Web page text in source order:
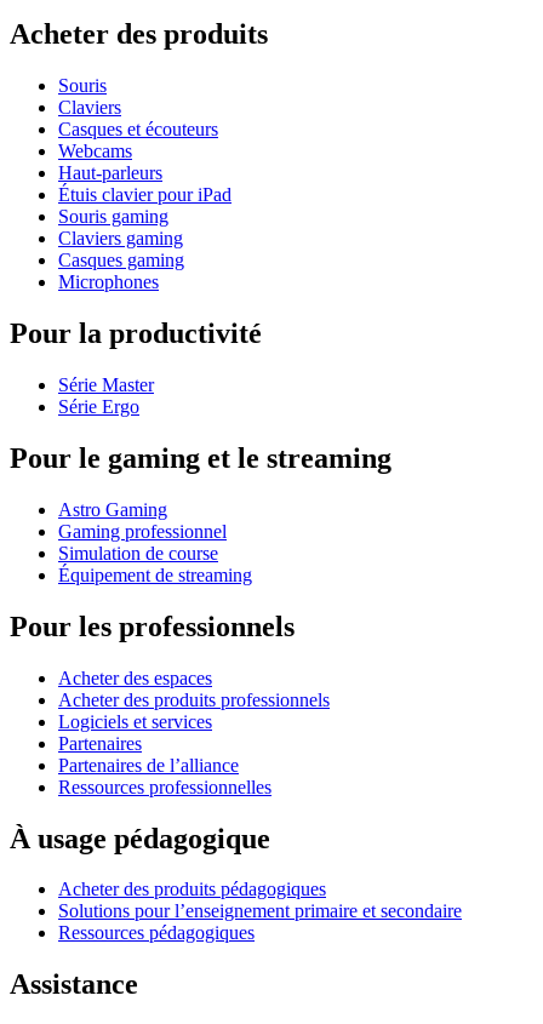
Acheter des produits
Souris
Claviers
Casques et écouteurs
Webcams
Haut-parleurs
Étuis clavier pour iPad
Souris gaming
Claviers gaming
Casques gaming
Microphones
Pour la productivité
Série Master
Série Ergo
Pour le gaming et le streaming
Astro Gaming
Gaming professionnel
Simulation de course
Équipement de streaming
Pour les professionnels
Acheter des espaces
Acheter des produits professionnels
Logiciels et services
Partenaires
Partenaires de l’alliance
Ressources professionnelles
À usage pédagogique
Acheter des produits pédagogiques
Solutions pour l’enseignement primaire et secondaire
Ressources pédagogiques
Assistance